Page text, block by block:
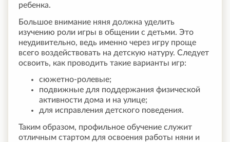
ребенка.
Большое внимание няня должна уделить
изучению роли игры в общении с детьми. Это
неудивительно, ведь именно через игру проще
всего воздействовать на детскую натуру. Следует
освоить, как проводить такие варианты игр:
сюжетно-ролевые;
подвижные для поддержания физической
активности дома и на улице;
для исправления детского поведения.
Таким образом, профильное обучение служит
отличным стартом для освоения работы няни и